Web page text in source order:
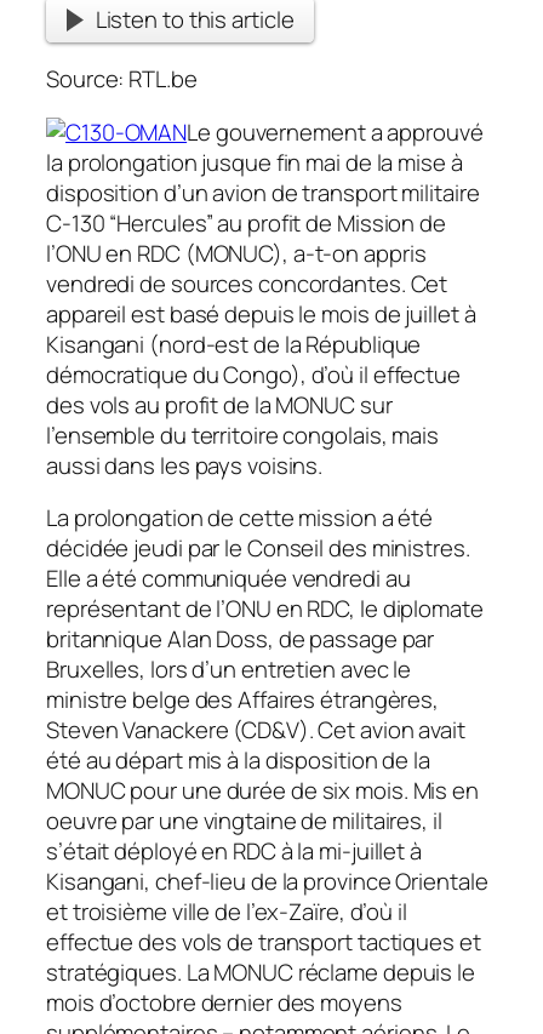
Listen to this article
Source: RTL.be
Le gouvernement a approuvé
la prolongation jusque fin mai de la mise à
disposition d’un avion de transport militaire
C-130 “Hercules” au profit de Mission de
l’ONU en RDC (MONUC), a-t-on appris
vendredi de sources concordantes. Cet
appareil est basé depuis le mois de juillet à
Kisangani (nord-est de la République
démocratique du Congo), d’où il effectue
des vols au profit de la MONUC sur
l’ensemble du territoire congolais, mais
aussi dans les pays voisins.
La prolongation de cette mission a été
décidée jeudi par le Conseil des ministres.
Elle a été communiquée vendredi au
représentant de l’ONU en RDC, le diplomate
britannique Alan Doss, de passage par
Bruxelles, lors d’un entretien avec le
ministre belge des Affaires étrangères,
Steven Vanackere (CD&V). Cet avion avait
été au départ mis à la disposition de la
MONUC pour une durée de six mois. Mis en
oeuvre par une vingtaine de militaires, il
s’était déployé en RDC à la mi-juillet à
Kisangani, chef-lieu de la province Orientale
et troisième ville de l’ex-Zaïre, d’où il
effectue des vols de transport tactiques et
stratégiques. La MONUC réclame depuis le
mois d’octobre dernier des moyens